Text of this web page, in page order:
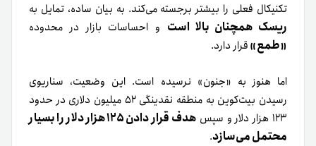
تکنیکال فعلی را بیشتر برجسته می‌کند. به بیان ساده، تمایل به
ریسک همچنان بالا است و احساسات بازار در محدوده
«طمع»قرار دارد.
اما هنوز به «جنون» نرسیده است. این وضعیت، سناریوی
رسیدن بیت‌کوین به منطقه نقدینگی ۵۲ میلیون دلاری در حدود
۱۲۳ هزار دلار و سپس
هدف قرار دادن ۱۲۵ هزار دلار را بسیار
محتمل می‌سازد.